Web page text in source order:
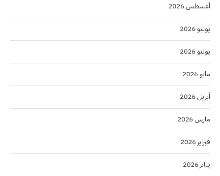
أغسطس 2026
يوليو 2026
يونيو 2026
مايو 2026
أبريل 2026
مارس 2026
فبراير 2026
يناير 2026